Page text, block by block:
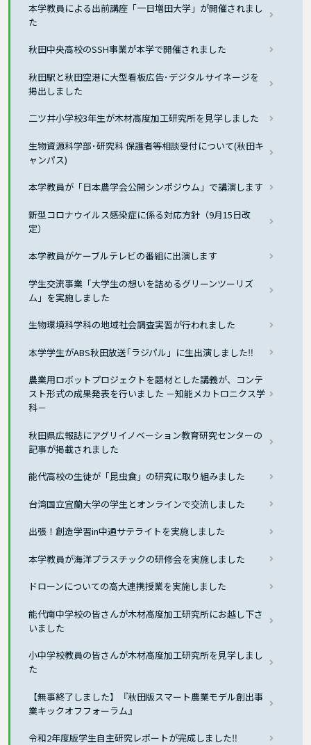
本学教員による出前講座「一日増田大学」が開催されまし
た
秋田中央高校のSSH事業が本学で開催されました
秋田駅と秋田空港に大型看板広告･デジタルサイネージを
掲出しました
二ツ井小学校3年生が木材高度加工研究所を見学しました
生物資源科学部･研究科 保護者等相談受付について(秋田キ
ャンパス)
本学教員が「日本農学会公開シンポジウム」で講演します
新型コロナウイルス感染症に係る対応方針（9月15日改
定）
本学教員がケーブルテレビの番組に出演します
学生交流事業「大学生の想いを詰めるグリーンツーリズ
ム」を実施しました
生物環境科学科の地域社会調査実習が行われました
本学学生がABS秋田放送｢ラジパル」に生出演しました‼
農業用ロボットプロジェクトを題材とした講義が、コンテ
スト形式の成果発表を行いました －知能メカトロニクス学
科－
秋田県広報誌にアグリイノベーション教育研究センターの
記事が掲載されました
能代高校の生徒が「昆虫食」の研究に取り組みました
台湾国立宜蘭大学の学生とオンラインで交流しました
出張！創造学習in中通サテライトを実施しました
本学教員が海洋プラスチックの研修会を実施しました
ドローンについての高大連携授業を実施しました
能代南中学校の皆さんが木材高度加工研究所にお越し下さ
いました
小中学校教員の皆さんが木材高度加工研究所を見学しまし
た
【無事終了しました】『秋田版スマート農業モデル創出事
業キックオフフォーラム』
令和2年度版学生自主研究レポートが完成しました‼